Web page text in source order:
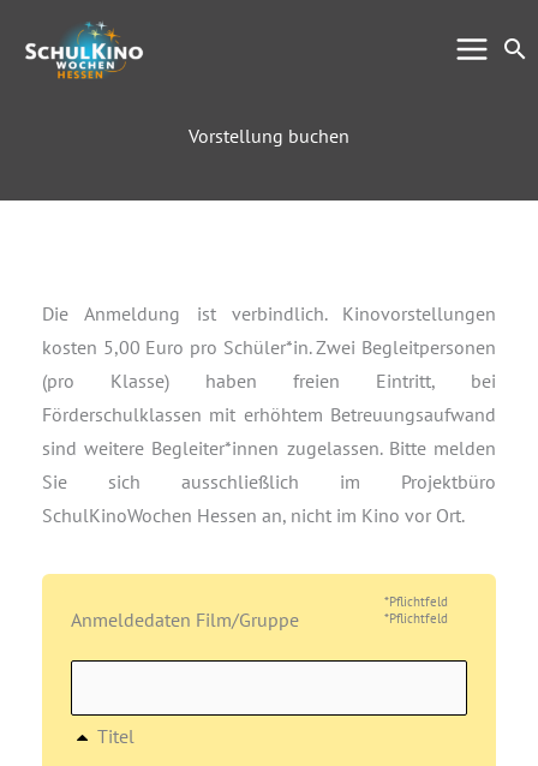
Inhalt
springen
Vorstellung buchen
Die Anmeldung ist verbindlich. Kinovorstellungen
kosten 5,00 Euro pro Schüler*in. Zwei Begleitpersonen
(pro Klasse) haben freien Eintritt, bei
Förderschulklassen mit erhöhtem Betreuungsaufwand
sind weitere Begleiter*innen zugelassen. Bitte melden
Sie sich ausschließlich im Projektbüro
SchulKinoWochen Hessen an, nicht im Kino vor Ort.
*Pflichtfeld
Anmeldedaten Film/Gruppe
Titel
*Pflichtfeld